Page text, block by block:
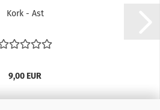
Kork - Ast
9,00 EUR